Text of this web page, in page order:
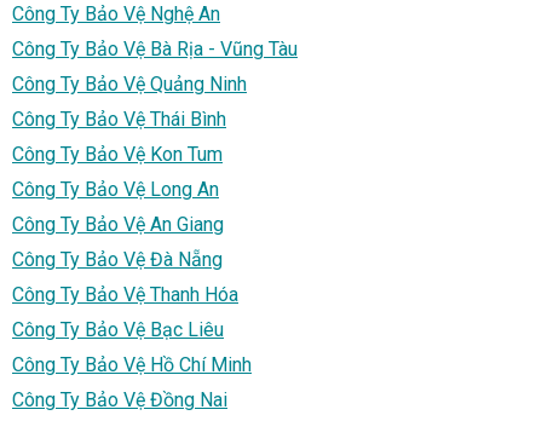
Công Ty Bảo Vệ Nghệ An
Công Ty Bảo Vệ Bà Rịa - Vũng Tàu
Công Ty Bảo Vệ Quảng Ninh
Công Ty Bảo Vệ Thái Bình
Công Ty Bảo Vệ Kon Tum
Công Ty Bảo Vệ Long An
Công Ty Bảo Vệ An Giang
Công Ty Bảo Vệ Đà Nẵng
Công Ty Bảo Vệ Thanh Hóa
Công Ty Bảo Vệ Bạc Liêu
Công Ty Bảo Vệ Hồ Chí Minh
Công Ty Bảo Vệ Đồng Nai